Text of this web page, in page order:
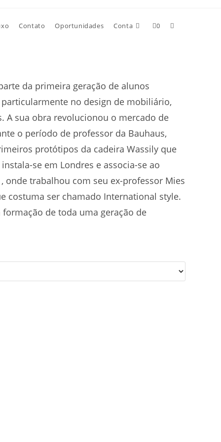
Contato Oportunidades Conta 0
da primeira geração de alunos
no design de mobiliário,
A sua obra revolucionou o mercado de
o período de professor da Bauhaus,
protótipos da cadeira Wassily que
se em Londres e associa-se ao
onde trabalhou com seu ex-professor Mies
costuma ser chamado International style.
de toda uma geração de